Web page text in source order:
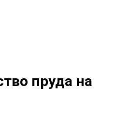
пруда на